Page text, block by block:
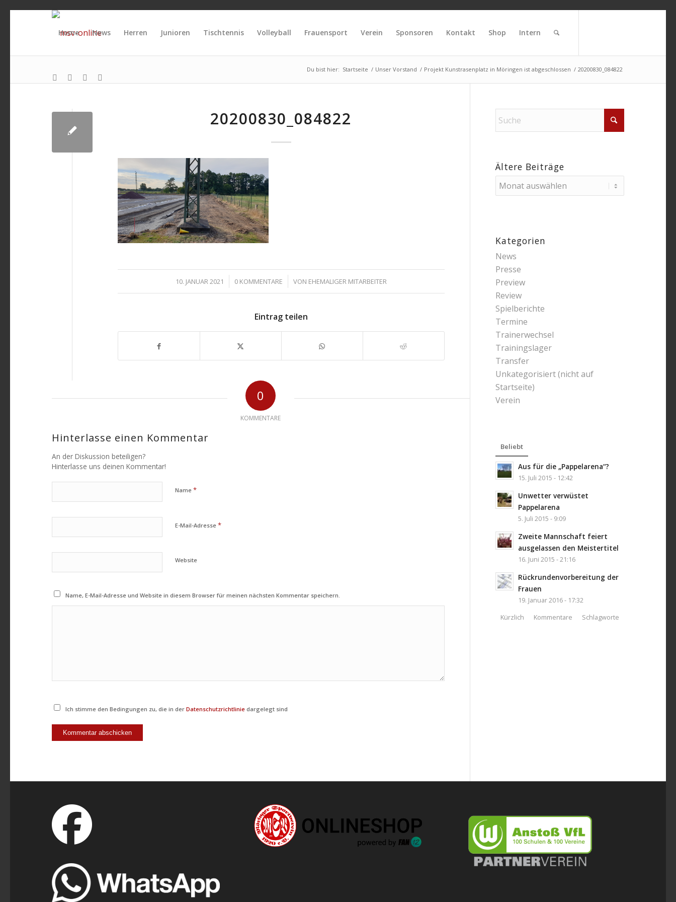
Home News Herren Junioren Tischtennis Volleyball Frauensport Verein Sponsoren Kontakt Shop Intern
Du bist hier: Startseite / Unser Vorstand / Projekt Kunstrasenplatz in Möringen ist abgeschlossen / 20200830_084822
20200830_084822
10. JANUAR 2021
/ 0 KOMMENTARE
/ VON EHEMALIGER MITARBEITER
Eintrag teilen
0
KOMMENTARE
Hinterlasse einen Kommentar
An der Diskussion beteiligen?
Hinterlasse uns deinen Kommentar!
Name *
E-Mail-Adresse *
Website
Name, E-Mail-Adresse und Website in diesem Browser für meinen nächsten Kommentar speichern.
Ich stimme den Bedingungen zu, die in derDatenschutzrichtlinie dargelegt sind
Ältere Beiträge
Kategorien
News
Presse
Preview
Review
Spielberichte
Termine
Trainerwechsel
Trainingslager
Transfer
Unkategorisiert (nicht auf
Startseite)
Verein
Beliebt
Aus für die „Pappelarena“?
15. Juli 2015 - 12:42
Unwetter verwüstet
Pappelarena
5. Juli 2015 - 9:09
Zweite Mannschaft feiert
ausgelassen den Meistertitel
16. Juni 2015 - 21:16
Rückrundenvorbereitung der
Frauen
19. Januar 2016 - 17:32
Kürzlich Kommentare Schlagworte